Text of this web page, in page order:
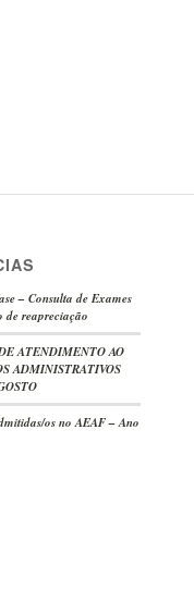
– Consulta de Exames
de reapreciação
ATENDIMENTO AO
ADMINISTRATIVOS
os no AEAF – Ano